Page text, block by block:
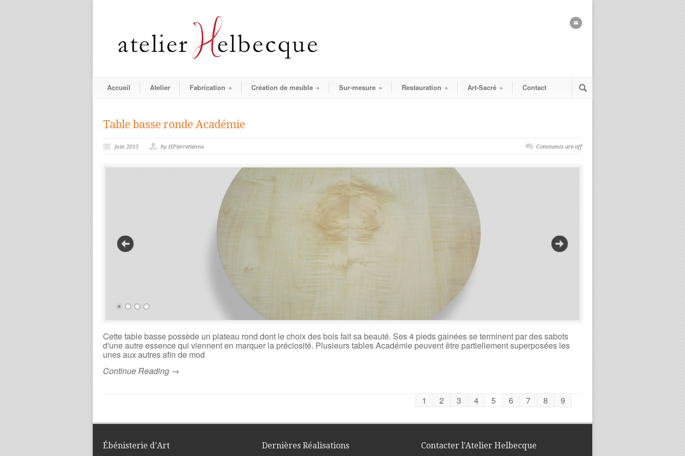
Accueil Atelier Fabrication » Création de meuble » Sur-mesure » Restauration » Art-Sacré » Contact
Table basse ronde Académie
juin 2015 by HPierretienne Comments are off
Cette table basse possède un plateau rond dont le choix des bois fait sa beauté. Ses 4 pieds gainées se terminent par des sabots
d'une autre essence qui viennent en marquer la préciosité. Plusieurs tables Académie peuvent être partiellement superposées les
unes aux autres afin de mod
Continue Reading →
1 2 3 4 5 6 7 8 9
Ébénisterie d’Art Dernières Réalisations Contacter l'Atelier Helbecque